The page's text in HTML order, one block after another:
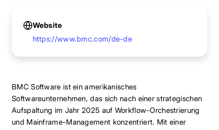
Website
https://www.bmc.com/de-de
BMC Software ist ein amerikanisches
Softwareunternehmen, das sich nach einer strategischen
Aufspaltung im Jahr 2025 auf Workflow-Orchestrierung
und Mainframe-Management konzentriert. Mit einer